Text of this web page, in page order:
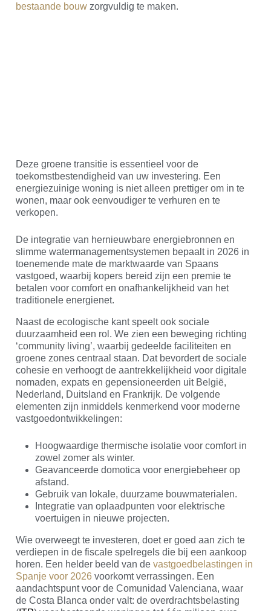
bestaande bouw zorgvuldig te maken.
Deze groene transitie is essentieel voor de
toekomstbestendigheid van uw investering. Een
energiezuinige woning is niet alleen prettiger om in te
wonen, maar ook eenvoudiger te verhuren en te
verkopen.
De integratie van hernieuwbare energiebronnen en
slimme watermanagementsystemen bepaalt in 2026 in
toenemende mate de marktwaarde van Spaans
vastgoed, waarbij kopers bereid zijn een premie te
betalen voor comfort en onafhankelijkheid van het
traditionele energienet.
Naast de ecologische kant speelt ook sociale
duurzaamheid een rol. We zien een beweging richting
‘community living’, waarbij gedeelde faciliteiten en
groene zones centraal staan. Dat bevordert de sociale
cohesie en verhoogt de aantrekkelijkheid voor digitale
nomaden, expats en gepensioneerden uit België,
Nederland, Duitsland en Frankrijk. De volgende
elementen zijn inmiddels kenmerkend voor moderne
vastgoedontwikkelingen:
Hoogwaardige thermische isolatie voor comfort in
zowel zomer als winter.
Geavanceerde domotica voor energiebeheer op
afstand.
Gebruik van lokale, duurzame bouwmaterialen.
Integratie van oplaadpunten voor elektrische
voertuigen in nieuwe projecten.
Wie overweegt te investeren, doet er goed aan zich te
verdiepen in de fiscale spelregels die bij een aankoop
horen. Een helder beeld van devastgoedbelastingen in
Spanje voor 2026 voorkomt verrassingen. Een
aandachtspunt voor de Comunidad Valenciana, waar
de Costa Blanca onder valt: de overdrachtsbelasting